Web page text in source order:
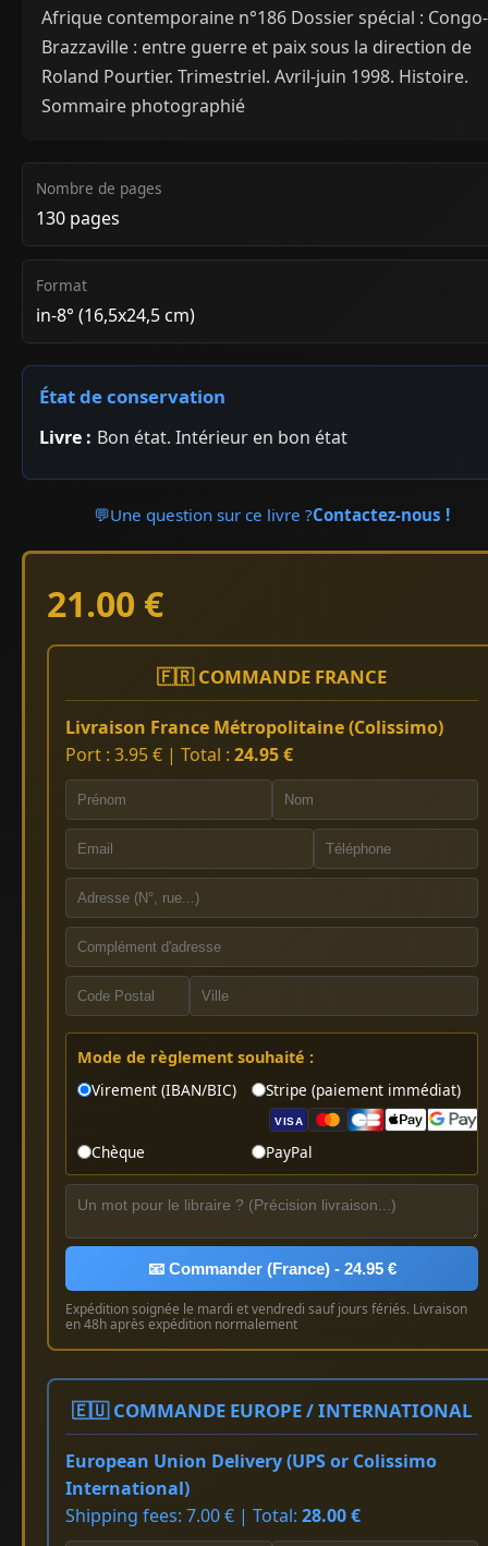
Afrique contemporaine n°186 Dossier spécial : Congo-
Brazzaville : entre guerre et paix sous la direction de
Roland Pourtier. Trimestriel. Avril-juin 1998. Histoire.
Sommaire photographié
Nombre de pages
130 pages
Format
in-8° (16,5x24,5 cm)
État de conservation
Livre : Bon état. Intérieur en bon état
💬Une question sur ce livre ?Contactez-nous !
21.00 €
🇫🇷 COMMANDE FRANCE
Livraison France Métropolitaine (Colissimo)
Port : 3.95 € | Total : 24.95 €
Mode de règlement souhaité :
Virement (IBAN/BIC)
Stripe (paiement immédiat)
VISA
Chèque PayPal
📧 Commander (France) - 24.95 €
Expédition soignée le mardi et vendredi sauf jours fériés. Livraison
en 48h après expédition normalement
🇪🇺 COMMANDE EUROPE / INTERNATIONAL
European Union Delivery (UPS or Colissimo
International)
Shipping fees: 7.00 € | Total: 28.00 €